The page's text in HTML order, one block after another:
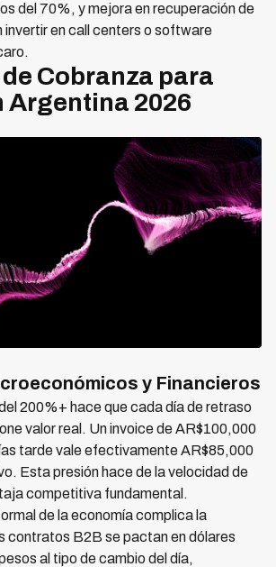
del 70%, y mejora en recuperación de
en call centers o software
Cobranza para
Argentina 2026
y Financieros
200%+ hace que cada día de retraso
valor real. Un invoice de AR$100,000
tarde vale efectivamente AR$85,000
Esta presión hace de la velocidad de
competitiva fundamental.
de la economía complica la
contratos B2B se pactan en dólares
al tipo de cambio del día,